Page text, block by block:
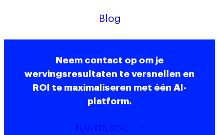
Blog
Neem contact op om je
wervingsresultaten te versnellen en
ROI te maximaliseren met één AI-
platform.
PLAN EEN DEMO